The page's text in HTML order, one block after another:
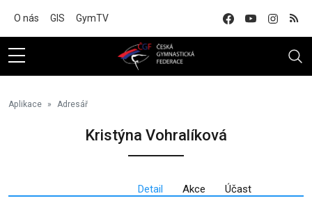
O nás GIS GymTV
Aplikace Adresář
Kristýna Vohralíková
Detail Akce Účast